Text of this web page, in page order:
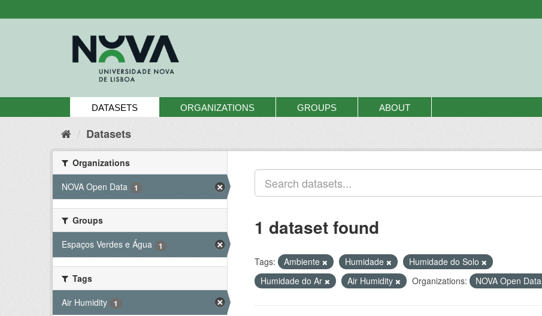
to
DATASETS ORGANIZATIONS GROUPS ABOUT
Datasets
Organizations
NOVA Open Data
1
Groups
Espaços Verdes e Água
1
Tags
Air Humidity
1
1 dataset found
Tags: Ambiente Humidade
Humidade do Solo
Humidade do Ar
Air Humidity Organizations: NOVA Open Data